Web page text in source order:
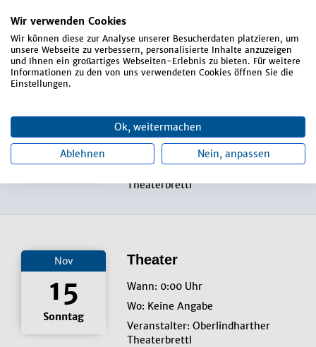
Wir verwenden Cookies
Wir können diese zur Analyse unserer Besucherdaten platzieren, um
unsere Webseite zu verbessern, personalisierte Inhalte anzuzeigen
und Ihnen ein großartiges Webseiten-Erlebnis zu bieten. Für weitere
Informationen zu den von uns verwendeten Cookies öffnen Sie die
Einstellungen.
Ok, weitermachen
Ablehnen Nein, anpassen
Veranstalter: TSV Pfaffenberg
14
Samstag
Wann: 0:00 Uhr
Wo: Keine Angabe
Theaterbrettl
Nov
15
Sonntag
Theater
Wann: 0:00 Uhr
Wo: Keine Angabe
Veranstalter: Oberlindharther
Theaterbrettl